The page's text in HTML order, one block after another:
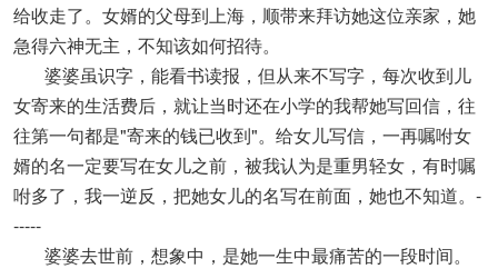
给收走了。女婿的父母到上海，顺带来拜访她这位亲家，她
急得六神无主，不知该如何招待。
婆婆虽识字，能看书读报，但从来不写字，每次收到儿
女寄来的生活费后，就让当时还在小学的我帮她写回信，往
往第一句都是"寄来的钱已收到"。给女儿写信，一再嘱咐女
婿的名一定要写在女儿之前，被我认为是重男轻女，有时嘱
咐多了，我一逆反，把她女儿的名写在前面，她也不知道。-
-----
婆婆去世前，想象中，是她一生中最痛苦的一段时间。